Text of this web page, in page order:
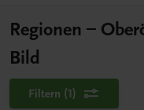
Regionen –
Bild
Filtern (1)